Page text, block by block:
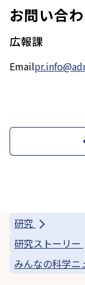
お問い合
広報課
Email
研究
研究ストーリー
みんなの科学ニ